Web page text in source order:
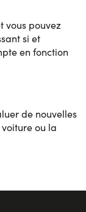
vous pouvez
si et
en fonction
de nouvelles
ou la